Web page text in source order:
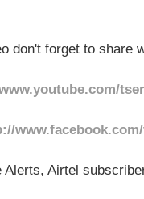
don't forget to share
Alerts, Airtel